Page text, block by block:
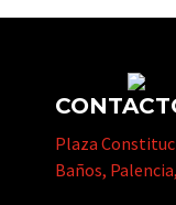
Plaza
Baños,